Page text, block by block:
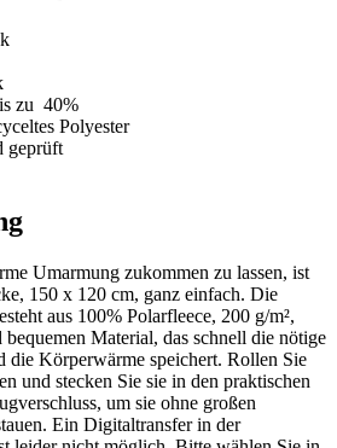
zu 40%
Polyester
geprüft
Umarmung zukommen zu lassen, ist
150 x 120 cm, ganz einfach. Die
aus 100% Polarfleece, 200 g/m²,
Material, das schnell die nötige
die Körperwärme speichert. Rollen Sie
und stecken Sie sie in den praktischen
um sie ohne großen
Ein Digitaltransfer in der